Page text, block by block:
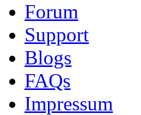
Forum
Support
Blogs
FAQs
Impressum